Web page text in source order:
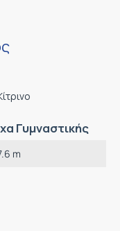
Γυμναστικής
m